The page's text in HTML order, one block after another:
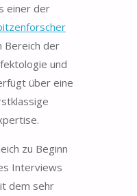
einer der
Bereich der
und
über eine
zu Beginn
Interviews
dem sehr